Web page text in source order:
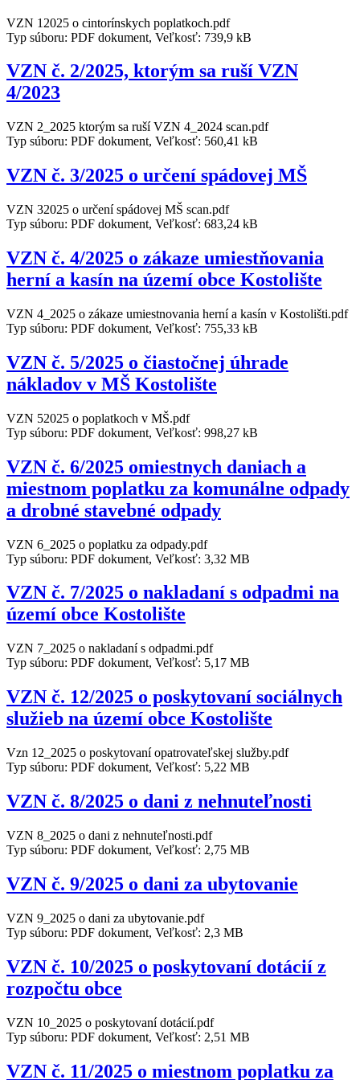
VZN 12025 o cintorínskych poplatkoch.pdf
Typ súboru: PDF dokument, Veľkosť: 739,9 kB
VZN č. 2/2025, ktorým sa ruší VZN
4/2023
VZN 2_2025 ktorým sa ruší VZN 4_2024 scan.pdf
Typ súboru: PDF dokument, Veľkosť: 560,41 kB
VZN č. 3/2025 o určení spádovej MŠ
VZN 32025 o určení spádovej MŠ scan.pdf
Typ súboru: PDF dokument, Veľkosť: 683,24 kB
VZN č. 4/2025 o zákaze umiestňovania
herní a kasín na území obce Kostolište
VZN 4_2025 o zákaze umiestnovania herní a kasín v Kostolišti.pdf
Typ súboru: PDF dokument, Veľkosť: 755,33 kB
VZN č. 5/2025 o čiastočnej úhrade
nákladov v MŠ Kostolište
VZN 52025 o poplatkoch v MŠ.pdf
Typ súboru: PDF dokument, Veľkosť: 998,27 kB
VZN č. 6/2025 omiestnych daniach a
miestnom poplatku za komunálne odpady
a drobné stavebné odpady
VZN 6_2025 o poplatku za odpady.pdf
Typ súboru: PDF dokument, Veľkosť: 3,32 MB
VZN č. 7/2025 o nakladaní s odpadmi na
území obce Kostolište
VZN 7_2025 o nakladaní s odpadmi.pdf
Typ súboru: PDF dokument, Veľkosť: 5,17 MB
VZN č. 12/2025 o poskytovaní sociálnych
služieb na území obce Kostolište
Vzn 12_2025 o poskytovaní opatrovateľskej služby.pdf
Typ súboru: PDF dokument, Veľkosť: 5,22 MB
VZN č. 8/2025 o dani z nehnuteľnosti
VZN 8_2025 o dani z nehnuteľnosti.pdf
Typ súboru: PDF dokument, Veľkosť: 2,75 MB
VZN č. 9/2025 o dani za ubytovanie
VZN 9_2025 o dani za ubytovanie.pdf
Typ súboru: PDF dokument, Veľkosť: 2,3 MB
VZN č. 10/2025 o poskytovaní dotácií z
rozpočtu obce
VZN 10_2025 o poskytovaní dotácií.pdf
Typ súboru: PDF dokument, Veľkosť: 2,51 MB
VZN č. 11/2025 o miestnom poplatku za